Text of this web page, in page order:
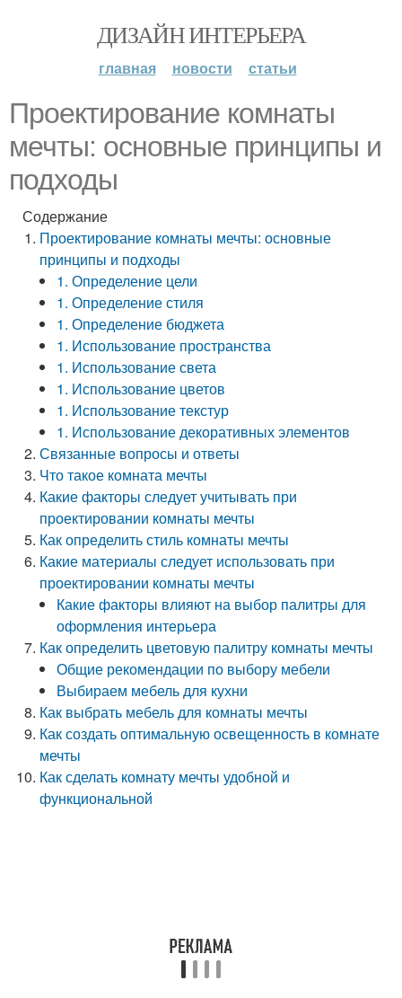
ДИЗАЙН ИНТЕРЬЕРА
главная новости статьи
Проектирование комнаты
мечты: основные принципы и
подходы
Содержание
Проектирование комнаты мечты: основные
принципы и подходы
1. Определение цели
1. Определение стиля
1. Определение бюджета
1. Использование пространства
1. Использование света
1. Использование цветов
1. Использование текстур
1. Использование декоративных элементов
Связанные вопросы и ответы
Что такое комната мечты
Какие факторы следует учитывать при
проектировании комнаты мечты
Как определить стиль комнаты мечты
Какие материалы следует использовать при
проектировании комнаты мечты
Какие факторы влияют на выбор палитры для
оформления интерьера
Как определить цветовую палитру комнаты мечты
Общие рекомендации по выбору мебели
Выбираем мебель для кухни
Как выбрать мебель для комнаты мечты
Как создать оптимальную освещенность в комнате
мечты
Как сделать комнату мечты удобной и
функциональной